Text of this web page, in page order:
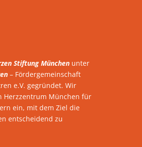
Stiftung München unter
– Fördergemeinschaft
e.V. gegründet. Wir
Herzzentrum München für
ein, mit dem Ziel die
entscheidend zu